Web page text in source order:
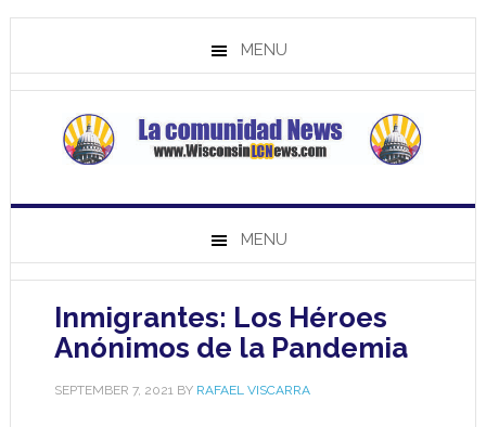
MENU
MENU
Inmigrantes: Los Héroes
Anónimos de la Pandemia
SEPTEMBER 7, 2021BY RAFAEL VISCARRA